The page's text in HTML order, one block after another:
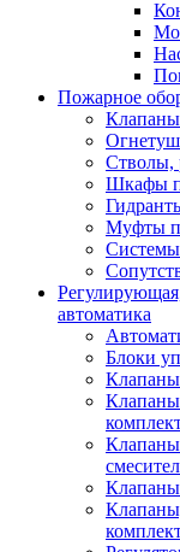
Пожарное
Стволы,
Шкафы
Муфты
Системы
автоматика
Блоки
Клапаны
Клапаны
Клапаны